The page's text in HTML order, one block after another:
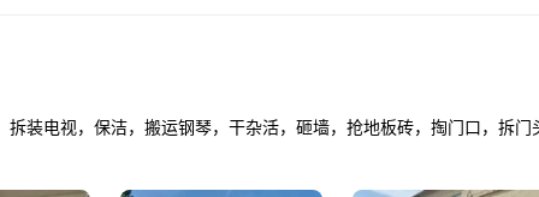
装电视，保洁，搬运钢琴，干杂活，砸墙，抢地板砖，掏门口，拆门